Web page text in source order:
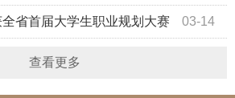
网 03-14
省首届大学生职业规划大赛
查看更多